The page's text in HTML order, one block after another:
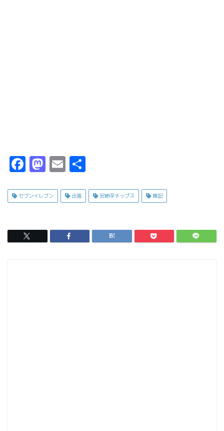
F
c
b
o
M
s
o
d
E
ai
セブンイレブン 出張 安納芋チップス 雑記